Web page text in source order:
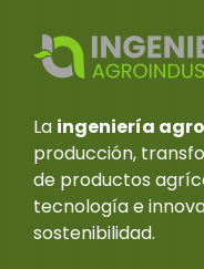
La ingeniería
producción,
de productos
tecnología e
sostenibilidad.